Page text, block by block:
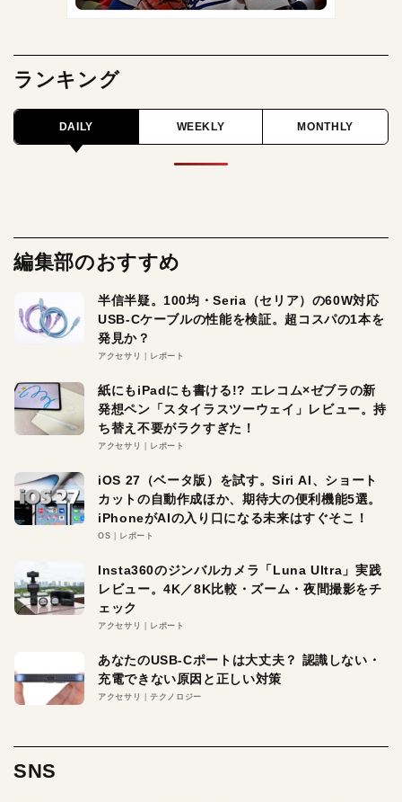
ランキング
DAILY WEEKLY MONTHLY
編集部のおすすめ
半信半疑。100均・Seria（セリア）の60W対応
USB-Cケーブルの性能を検証。超コスパの1本を
発見か？
アクセサリ レポート
紙にもiPadにも書ける!? エレコム×ゼブラの新
発想ペン「スタイラスツーウェイ」レビュー。持
ち替え不要がラクすぎた！
アクセサリ レポート
iOS 27（ベータ版）を試す。Siri AI、ショート
カットの自動作成ほか、期待大の便利機能5選。
iPhoneがAIの入り口になる未来はすぐそこ！
OS レポート
Insta360のジンバルカメラ「Luna Ultra」実践
レビュー。4K／8K比較・ズーム・夜間撮影をチ
ェック
アクセサリ レポート
あなたのUSB-Cポートは大丈夫？ 認識しない・
充電できない原因と正しい対策
アクセサリ テクノロジー
SNS